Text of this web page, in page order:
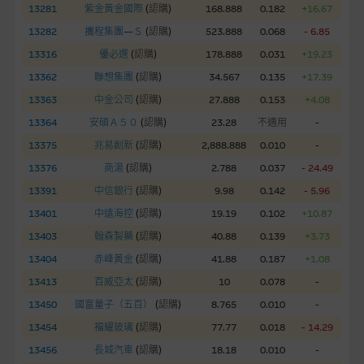
13281 紫金黃金國際 (認購) 168.888 0.182
+16.67
13282
攜程集團—Ｓ (認購) 523.888 0.068
- 6.85
13316
優必選 (認購) 178.888 0.031
+19.23
13362
聯想集團 (認購) 34.567 0.135
+17.39
13363
中金公司 (認購) 27.888 0.153
+4.08
13364
安碩Ａ５０ (認購) 23.28 不適用
-
13375
兆易創新 (認購) 2,888.888 0.010
-
13376
商湯 (認購) 2.788 0.037
- 24.49
13391
中信銀行 (認購) 9.98 0.142
- 5.96
13401
中遠海控 (認購) 19.19 0.102
+10.87
13403
翰森製藥 (認購) 40.88 0.139
+3.73
13404
赤峰黃金 (認購) 41.88 0.187
+1.08
13413
百威亞太 (認購) 10 0.078
-
13450
國富量子（五百） (認購) 8.765 0.010
-
13454
福耀玻璃 (認購) 77.77 0.018
- 14.29
13456
長城汽車 (認購) 18.18 0.010 -
股份有限公司可能是唯一報價方。閣下應閱讀載于
www.warrants.com.hk 之上市文件以瞭解結構性產品的詳情及
自行評估箇中風險。如有需要，請徵詢獨立之專業意見。牛熊證
損失全部投資；而(ii)R類牛熊證之剩餘價值則可能為零。
網站連結
本網站或載有連接非由麥格理集團管理的網站的連結。此等連結
純為方便閣下取得更多關於市場上相關產品及機構的資訊。麥格
理集團對此等網站的內容及所介紹的產品或服務，均無任何操控
適，不作任何聲明。麥格理集團建議閣下自行向本網站述及或連
接的第三者查詢。此外，載有第三者網站的連結，不應視為該第
三者推介本網站。
本網站雖連接第三者管理的網站，但麥格理集團並非授權網站瀏
權。